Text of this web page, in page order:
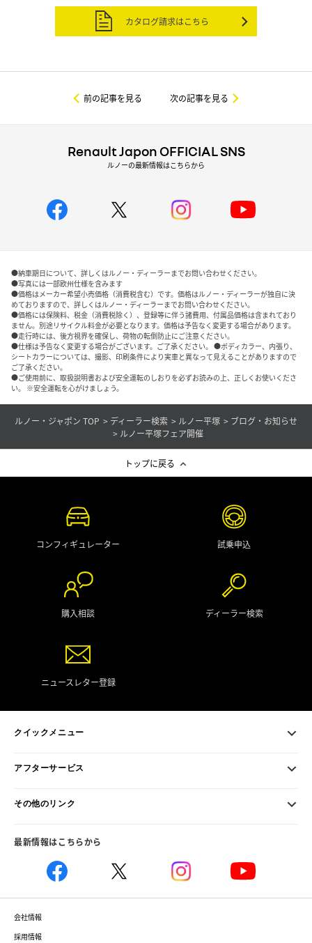
カタログ請求はこちら
前の記事を見る 次の記事を見る
Renault Japon OFFICIAL SNS
ルノーの最新情報はこちらから
●納車期日について、詳しくはルノー・ディーラーまでお問い合わせください。
●写真には一部欧州仕様を含みます
●価格はメーカー希望小売価格（消費税含む）です。価格はルノー・ディーラーが独自に決
めておりますので、詳しくはルノー・ディーラーまでお問い合わせください。
●価格には保険料、税金（消費税除く）、登録等に伴う諸費用、付属品価格は含まれており
ません。別途リサイクル料金が必要となります。価格は予告なく変更する場合があります。
●走行時には、後方視界を確保し、荷物の転倒防止にご注意ください。
●仕様は予告なく変更する場合がございます。ご了承ください。 ●ボディカラー、内張り、
シートカラーについては、撮影、印刷条件により実車と異なって見えることがありますので
ご了承ください。
●ご使用前に、取扱説明書および安全運転のしおりを必ずお読みの上、正しくお使いくださ
い。 ※安全運転を心がけましょう。
ルノー・ジャポン TOP ディーラー検索 ルノー平塚
ブログ・お知らせ
ルノー平塚フェア開催
トップに戻る
コンフィギュレーター 試乗申込
購入相談 ディーラー検索
ニュースレター登録
クイックメニュー
アフターサービス
その他のリンク
最新情報はこちらから
会社情報
採用情報